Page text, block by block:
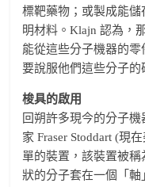
標靶藥物；或製成能
明材料。Klajn 認為，
能從這些分子機器的
要說服他們這些分子的
梭具的啟用
回朔許多現今的分子
家 Fraser Stoddart (現
單的裝置，該裝置被稱
狀的分子套在一個「